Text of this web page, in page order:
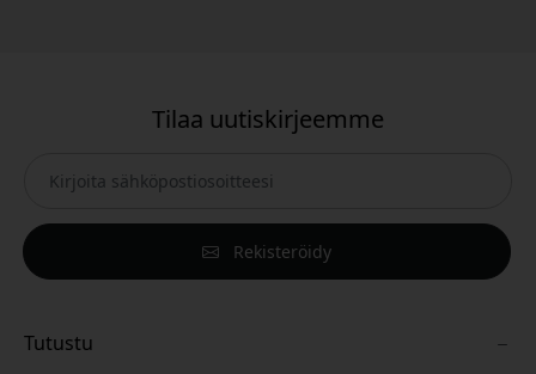
Tilaa uutiskirjeemme
Rekisteröidy
Tutustu